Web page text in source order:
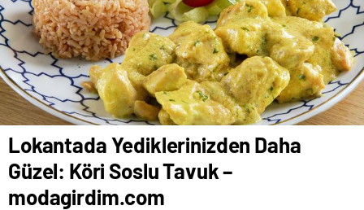
Lokantada Yediklerinizden Daha
Güzel: Köri Soslu Tavuk –
modagirdim.com